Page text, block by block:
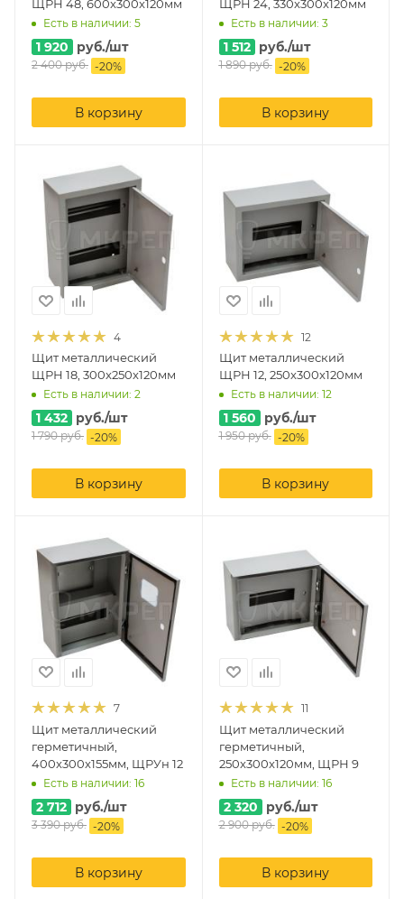
ЩРН 48, 600x300x120мм
Есть в наличии: 5
1 920 руб./шт
2 400руб. -20%
В корзину
ЩРН 24, 330x300x120мм
Есть в наличии: 3
1 512 руб./шт
1 890руб. -20%
В корзину
4
Щит металлический
ЩРН 18, 300x250x120мм
Есть в наличии: 2
1 432 руб./шт
1 790руб. -20%
В корзину
12
Щит металлический
ЩРН 12, 250x300x120мм
Есть в наличии: 12
1 560 руб./шт
1 950руб. -20%
В корзину
7
Щит металлический
герметичный,
400x300x155мм, ЩРУн 12
Есть в наличии: 16
2 712 руб./шт
3 390руб. -20%
В корзину
11
Щит металлический
герметичный,
250x300x120мм, ЩРН 9
Есть в наличии: 16
2 320 руб./шт
2 900руб. -20%
В корзину